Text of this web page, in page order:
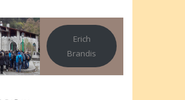
Erich
Brandis